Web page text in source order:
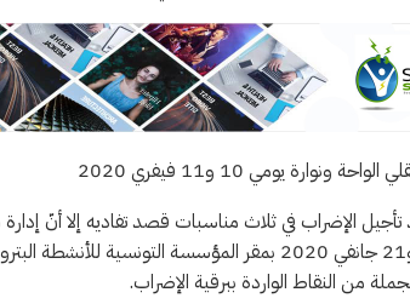
يومي 10 و11 فيفري 2020
من النقاط الواردة ببرقية الإضراب.